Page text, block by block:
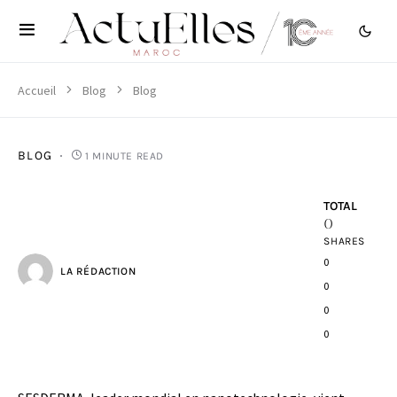
Accueil Blog Blog
BLOG 1 MINUTE READ
LA RÉDACTION
TOTAL
0
SHARES
0
0
0
0